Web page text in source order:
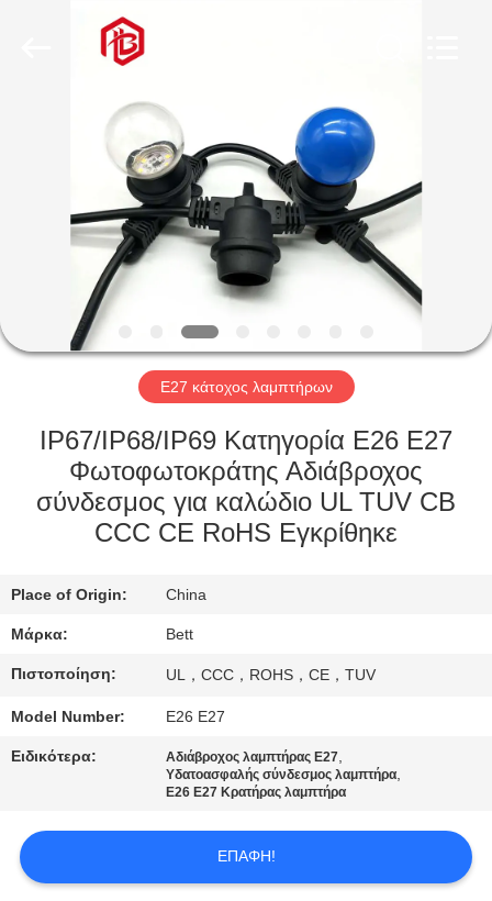
ΠΡΟΪΌΝΤΑ
ΠΕΡΊΠΟΥ
ΕΜΕΊΣ
ΓΎΡΟΣ
ΕΡΓΟΣΤΑΣΊΩΝ
ΠΟΙΟΤΙΚΌΣ
ΈΛΕΓΧΟΣ
PRIVACY
POLICY
E27 κάτοχος λαμπτήρων
IP67/IP68/IP69 Κατηγορία E26 E27
Φωτοφωτοκράτης Αδιάβροχος
σύνδεσμος για καλώδιο UL TUV CB
CCC CE RoHS Εγκρίθηκε
Place of Origin: China
Μάρκα: Bett
Πιστοποίηση: UL，CCC，ROHS，CE，TUV
Model Number: E26 E27
Ειδικότερα: Αδιάβροχος λαμπτήρας E27,
Υδατοασφαλής σύνδεσμος λαμπτήρα,
Ε26 Ε27 Κρατήρας λαμπτήρα
ΕΠΑΦΉ!